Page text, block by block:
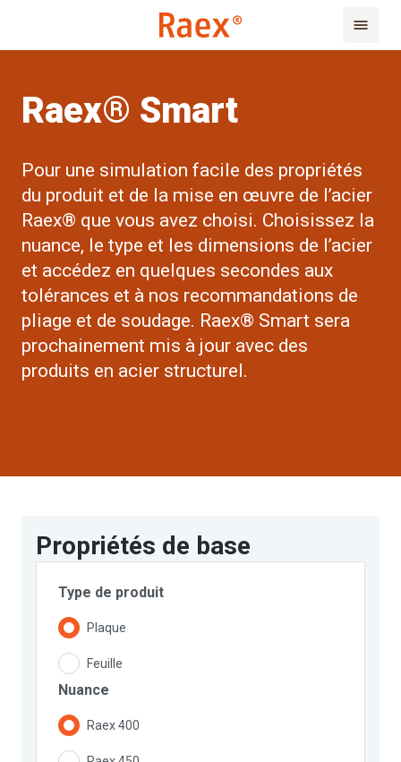
Raex® Smart
Pour une simulation facile des propriétés
du produit et de la mise en œuvre de l’acier
Raex® que vous avez choisi. Choisissez la
nuance, le type et les dimensions de l’acier
et accédez en quelques secondes aux
tolérances et à nos recommandations de
pliage et de soudage. Raex® Smart sera
prochainement mis à jour avec des
produits en acier structurel.